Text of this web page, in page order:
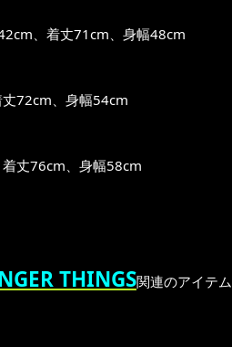
、着丈71cm、身幅48cm
72cm、身幅54cm
丈76cm、身幅58cm
THINGS関連のアイテム